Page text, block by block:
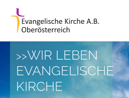
Skip to main content
WIR LEBEN
EVANGELISCHE
KIRCHE